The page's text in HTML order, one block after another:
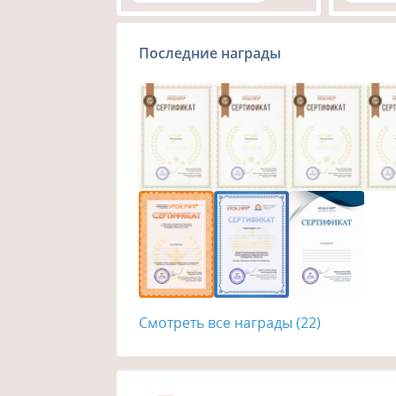
Последние награды
Смотреть все награды (22)